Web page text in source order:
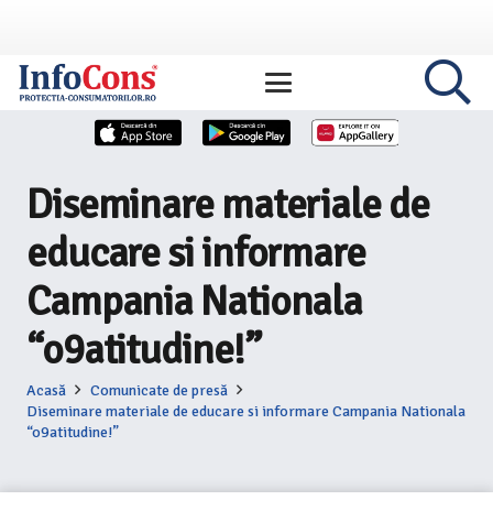
Diseminare materiale de
educare si informare
Campania Nationala
“o9atitudine!”
Acasă
Comunicate de presă
Diseminare materiale de educare si informare Campania Nationala
“o9atitudine!”